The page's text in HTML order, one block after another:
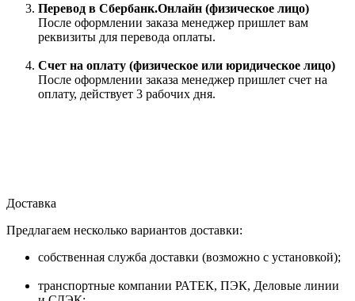
Перевод в Сбербанк.Онлайн (физическое лицо)
После оформлении заказа менеджер пришлет вам
реквизиты для перевода оплаты.
Счет на оплату (физическое или юридическое лицо)
После оформлении заказа менеджер пришлет счет на
оплату, действует 3 рабочих дня.
Доставка
Предлагаем несколько вариантов доставки:
собственная служба доставки (возможно с установкой);
транспортные компании РАТЕК, ПЭК, Деловые линии